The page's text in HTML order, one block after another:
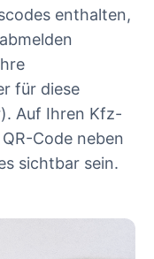
enthalten,
für diese
Auf Ihren Kfz-
Code neben
sichtbar sein.